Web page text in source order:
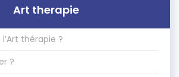
Art therapie
thérapie ?
?